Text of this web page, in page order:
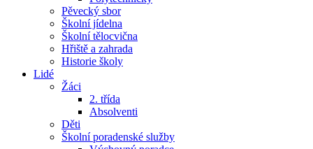
Pěvecký sbor
Školní jídelna
Školní tělocvična
Hřiště a zahrada
Historie školy
Lidé
Žáci
2. třída
Absolventi
Děti
Školní poradenské služby